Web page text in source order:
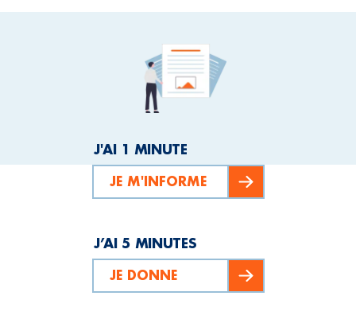
J'AI 1 MINUTE
JE M'INFORME
J’AI 5 MINUTES
JE DONNE